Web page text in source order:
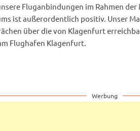
Fluganbindungen im Rahmen der
ist außerordentlich positiv. Unser
über die von Klagenfurt
Flughafen Klagenfurt.
Werbung